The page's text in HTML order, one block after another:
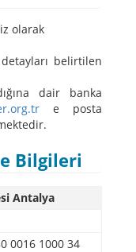
olarak
belirtilen
dair banka
e posta
Bilgileri
Antalya
0016 1000 34